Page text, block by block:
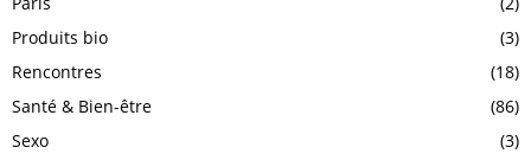
Produits bio
(3)
Rencontres
(18)
Santé & Bien-être
(86)
Sexo
(3)